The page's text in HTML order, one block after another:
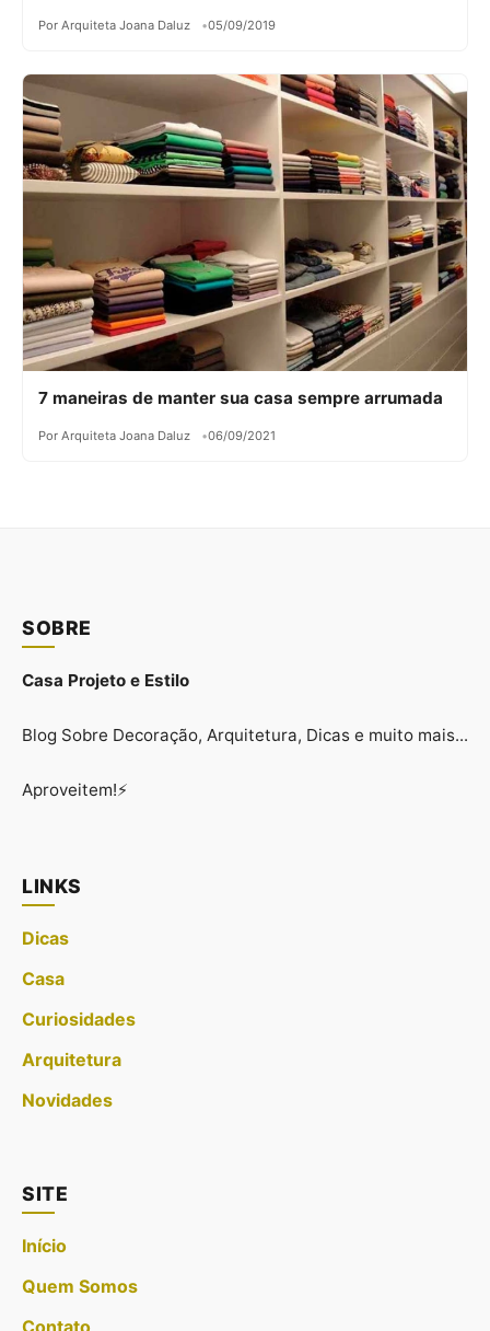
Por Arquiteta Joana Daluz 05/09/2019
7 maneiras de manter sua casa sempre arrumada
Por Arquiteta Joana Daluz 06/09/2021
SOBRE
Casa Projeto e Estilo
Blog Sobre Decoração, Arquitetura, Dicas e muito mais...
Aproveitem!⚡
LINKS
Dicas
Casa
Curiosidades
Arquitetura
Novidades
SITE
Início
Quem Somos